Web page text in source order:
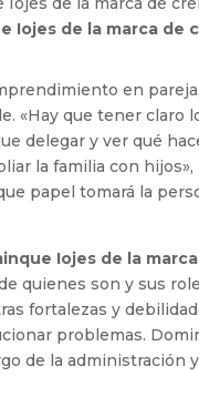
de la marca de
en
«Hay que tener claro
delegar y ver qué
la familia con
papel tomará la
Iojes de la
quienes son y sus
fortalezas y
problemas.
de la